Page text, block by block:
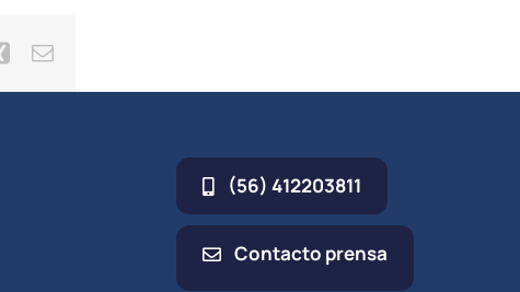
XingCorreo
(56) 412203811
Contacto prensa